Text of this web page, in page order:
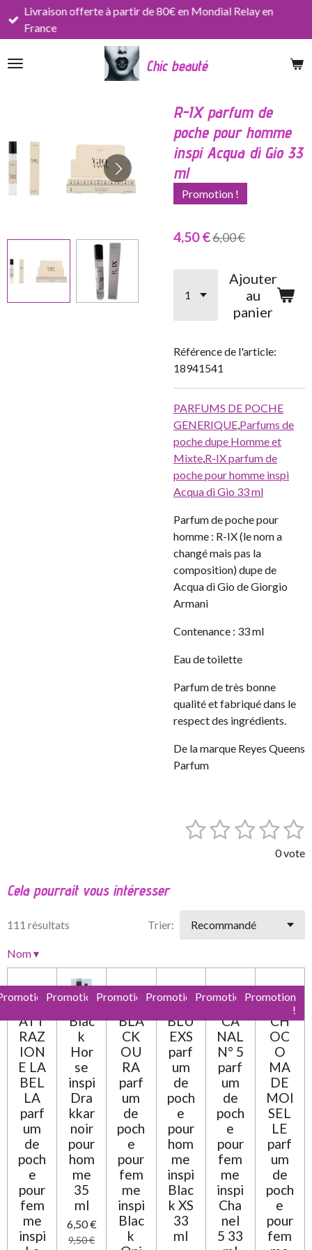
Passer
principal
Chic beauté
Livraison offerte à partir de 80€ en Mondial Relay en
France
R-IX parfum de
poche pour homme
inspi Acqua dì Gio 33
ml
Promotion !
4,50 €6,00 €
Ajouter
au
panier
Référence de l'article:
18941541
PARFUMS DE POCHE
GENERIQUE,Parfums de
poche dupe Homme et
Mixte,R-IX parfum de
poche pour homme inspi
Acqua dì Gio 33 ml
Parfum de poche pour
homme : R-IX (le nom a
changé mais pas la
composition) dupe de
Acqua dì Gio de Giorgio
Armani
Contenance : 33 ml
Eau de toilette
Parfum de très bonne
qualité et fabriqué dans le
respect des ingrédients.
De la marque Reyes Queens
Parfum
u
t
o
:
1
e
2
i
e
s
3
i
e
s
4
e
s
5
é
i
e
s
v
a
0 vote
Cela pourrait vous intéresser
111 résultats Trier:
Nom▾
ATT
RAZ
ION
E LA
BEL
LA
parf
um
de
poch
e
pour
fem
me
inspi
Promotion
Blac
k
Hor
se
inspi
Dra
kkar
noir
pour
hom
me
35
ml
6,50 €
9,50 €
Promotion
BLA
CK
OU
RA
parf
um
de
poch
e
pour
fem
me
inspi
Blac
k
Promotion
BLU
EXS
parf
um
de
poch
e
pour
hom
me
inspi
Blac
k XS
33
ml
Promotion
CA
NAL
N° 5
parf
um
de
poch
e
pour
fem
me
inspi
Cha
nel
5 33
Promotion
!
CH
OC
O
MA
DE
MOI
SEL
LE
parf
um
de
poch
e
pour
fem